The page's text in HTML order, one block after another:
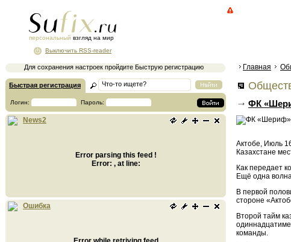
персональный взгляд на мир
Для сохранения настроек пройдите Быструю регистрацию
Выключить RSS-reader
Быстрая регистрация
Логин: Пароль:
News2
Error parsing this feed !
Error: , at line:
Ошибка
Главная
ФК
Актобе, Июль
Казахстане
Как передает
Ещё одна
В первой
стороне
Второй тайм
команды.